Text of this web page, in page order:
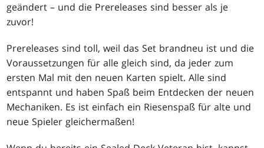
geändert – und die Prereleases sind besser als je
zuvor!
Prereleases sind toll, weil das Set brandneu ist und die
Voraussetzungen für alle gleich sind, da jeder zum
ersten Mal mit den neuen Karten spielt. Alle sind
entspannt und haben Spaß beim Entdecken der neuen
Mechaniken. Es ist einfach ein Riesenspaß für alte und
neue Spieler gleichermaßen!